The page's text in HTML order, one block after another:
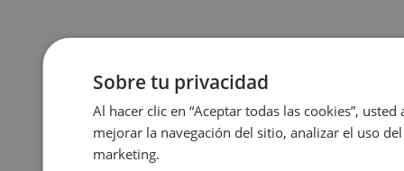
Sobre tu privacidad
Al hacer clic en “Aceptar todas las cookies”,
mejorar la navegación del sitio, analizar el uso
marketing.